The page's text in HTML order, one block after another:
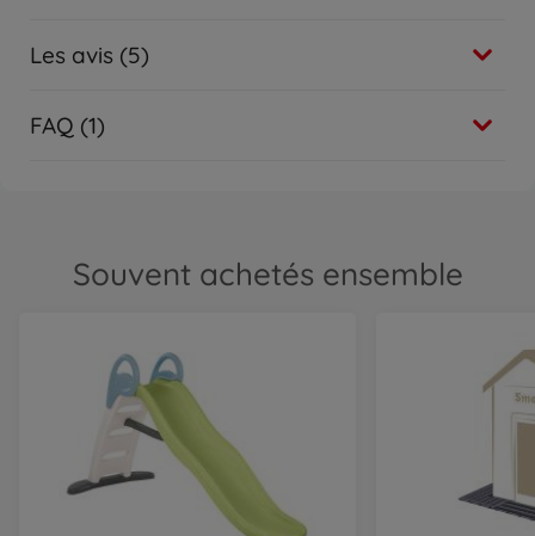
Les avis (5)
FAQ (1)
Souvent achetés ensemble